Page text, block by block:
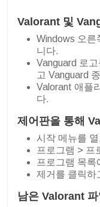
Valorant 및
Windows 오른
니다.
Vanguard 로
고 Vanguard
Valorant 애플
다.
제어판을 통해
시작 메뉴를
프로그램 > 프
프로그램 목록
제거를 클릭하
남은 Valorant